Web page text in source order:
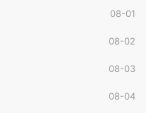
08-01
08-02
08-03
08-04